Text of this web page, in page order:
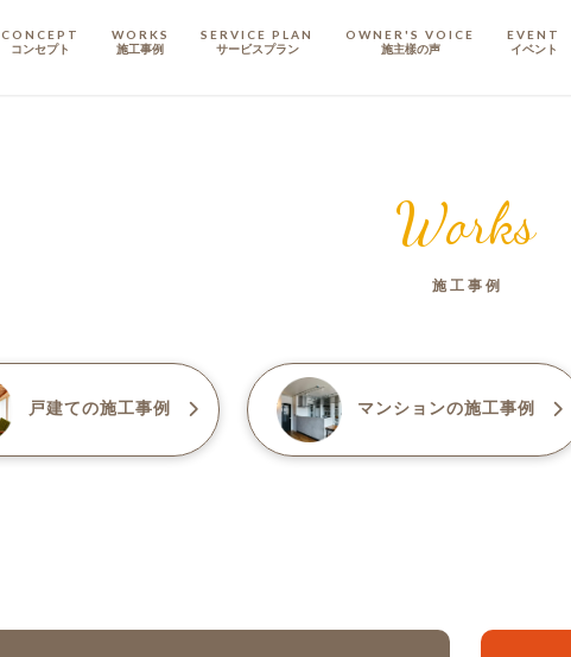
CONCEPT
コンセプト
WORKS
施工事例
SERVICE PLAN
サービスプラン
OWNER'S VOICE
施主樣の声
EVENT
イベント
Works
施工事例
戸建ての施工事例 マンションの施工事例